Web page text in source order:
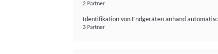
2 Partner
Identifikation von Endgeräten anhand
3 Partner